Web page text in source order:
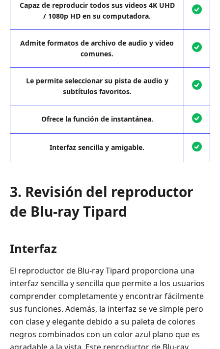
Capaz de reproducir todos sus videos 4K UHD
/ 1080p HD en su computadora.
Admite formatos de archivo de audio y video
comunes.
Le permite seleccionar su pista de audio y
subtítulos favoritos.
Ofrece la función de instantánea.
Interfaz sencilla y amigable.
3. Revisión del reproductor
de Blu-ray Tipard
Interfaz
El reproductor de Blu-ray Tipard proporciona una
interfaz sencilla y sencilla que permite a los usuarios
comprender completamente y encontrar fácilmente
sus funciones. Además, la interfaz se ve simple pero
con clase y elegante debido a su paleta de colores
negros combinados con un color azul plano que es